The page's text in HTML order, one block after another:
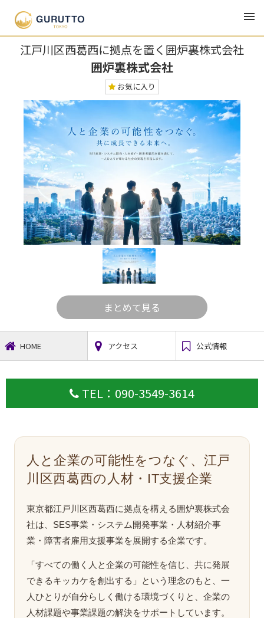
TOP
江戸川区西葛西に拠点を置く囲炉裏株式会社
囲炉裏株式会社
お気に入り
まとめて見る
HOME アクセス 公式情報
TEL：090-3549-3614
人と企業の可能性をつなぐ、江戸
川区西葛西の人材・IT支援企業
東京都江戸川区西葛西に拠点を構える囲炉裏株式会
社は、SES事業・システム開発事業・人材紹介事
業・障害者雇用支援事業を展開する企業です。
「すべての働く人と企業の可能性を信じ、共に発展
できるキッカケを創出する」という理念のもと、一
人ひとりが自分らしく働ける環境づくりと、企業の
人材課題や事業課題の解決をサポートしています。